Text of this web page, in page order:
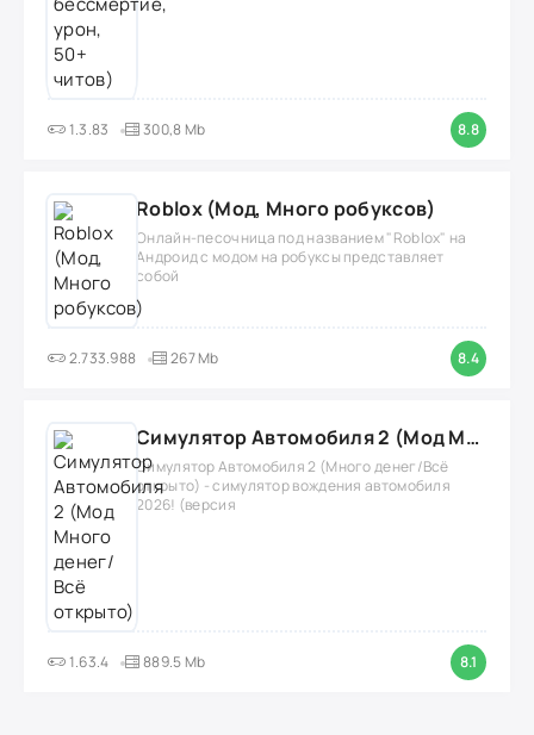
1.3.83 300,8 Mb 8.8
Roblox (Мод, Много робуксов)
Онлайн-песочница под названием "Roblox" на
Андроид с модом на робуксы представляет
собой
2.733.988 267 Mb 8.4
Симулятор Автомобиля 2 (Мод Много денег/Всё открыто)
Симулятор Автомобиля 2 (Много денег/Всё
открыто) - симулятор вождения автомобиля
2026! (версия
1.63.4 889.5 Mb 8.1